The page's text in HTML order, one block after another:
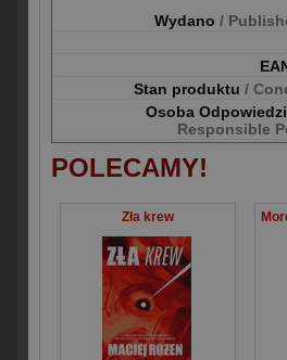
Wydano /
Stan produktu /
Osoba
Responsible
POLECAMY!
Zła krew